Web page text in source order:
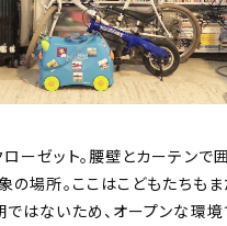
ーゼット。腰壁とカーテンで
の場所。ここはこどもたちもま
はないため、オープンな環境